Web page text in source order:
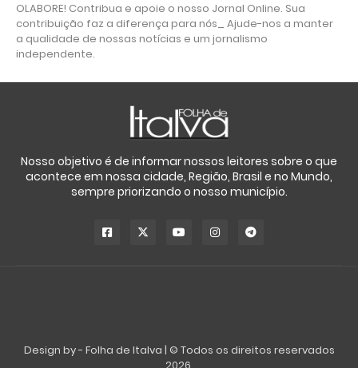
OLABORE! Contribua e apoie o nosso Jornal Online. Sua
contribuição faz a diferença para nós_ Ajude-nos a manter
a qualidade de nossas notícias e um jornalismo
independente.
Nosso objetivo é de informar nossos leitores sobre o que
acontece em nossa cidade, Região, Brasil e no Mundo,
sempre priorizando o nosso município.
Design by - Folha de Italva | © Todos os direitos reservados